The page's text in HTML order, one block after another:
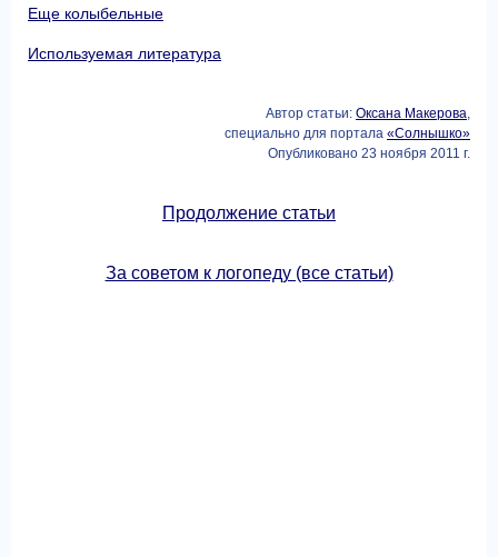
Еще колыбельные
Используемая литература
Автор статьи: Оксана Макерова,
специально для портала «Солнышко»
Опубликовано 23 ноября 2011 г.
Продолжение статьи
За советом к логопеду (все статьи)